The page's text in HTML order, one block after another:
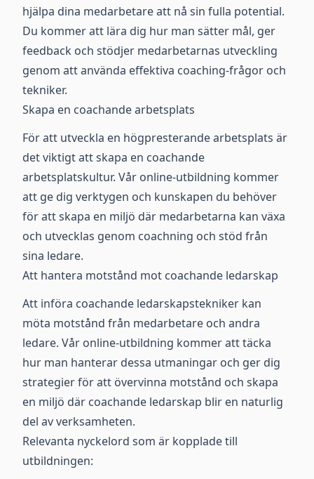
hjälpa dina medarbetare att nå sin fulla potential.
Du kommer att lära dig hur man sätter mål, ger
feedback och stödjer medarbetarnas utveckling
genom att använda effektiva coaching-frågor och
tekniker.
Skapa en coachande arbetsplats
För att utveckla en högpresterande arbetsplats är
det viktigt att skapa en coachande
arbetsplatskultur. Vår online-utbildning kommer
att ge dig verktygen och kunskapen du behöver
för att skapa en miljö där medarbetarna kan växa
och utvecklas genom coachning och stöd från
sina ledare.
Att hantera motstånd mot coachande ledarskap
Att införa coachande ledarskapstekniker kan
möta motstånd från medarbetare och andra
ledare. Vår online-utbildning kommer att täcka
hur man hanterar dessa utmaningar och ger dig
strategier för att övervinna motstånd och skapa
en miljö där coachande ledarskap blir en naturlig
del av verksamheten.
Relevanta nyckelord som är kopplade till
utbildningen: